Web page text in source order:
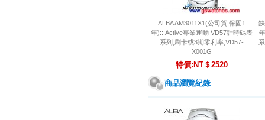
ALBA AM3011X1(公司貨,保固1
年):::Active專業運動 VD57計時碼表
系列,刷卡或3期零利率,VD57-
X001G
特價:NT＄2520
商品瀏覽紀錄